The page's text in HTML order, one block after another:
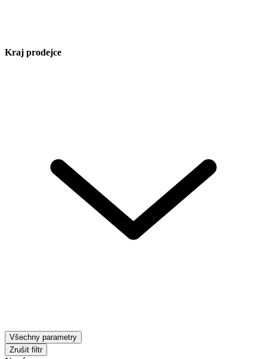
Kraj prodejce
Všechny parametry
Zrušit filtr